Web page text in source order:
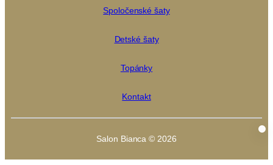
Spoločenské šaty
Detské šaty
Topánky
Kontakt
Salon Bianca © 2026